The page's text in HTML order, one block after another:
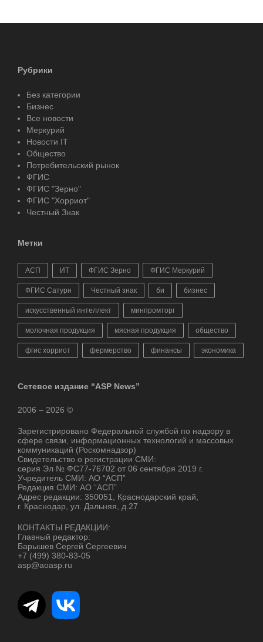
Рубрики
Без категории
Бизнес
Все новости
Меркурий
Новости IT
Общество
Потребительский рынок
ФГИС
ФГИС "Зерно"
ФГИС "Хорриот"
Честный Знак
Метки
АСП ИТ ФГИС Зерно ФГИС Меркурий
ФГИС Сатурн Честный знак би бизнес
искусственный интеллект минпромторг
молочная продукция мясная продукция общество
фгис хорриот фермерство финансы экономика
Сетевое издание “ASP News”
2006 – 2026 ©
Зарегистрировано Федеральной службой по надзору в
сфере связи, информационных технологий и массовых
коммуникаций (Роскомнадзор)
Свидетельство о регистрации СМИ:
серия Эл № ФС77-76702 от 06 сентября 2019 г.
Учредитель СМИ: АО “АСП”
Редакция СМИ: АО “АСП”
Адрес редакции: 350051, Краснодарский край,
г. Краснодар, ул. Дальняя, д.27
КОНТАКТЫ РЕДАКЦИИ:
Главный редактор:
Барышев Сергей Сергеевич
+7 (499) 380-83-05
asp@aoasp.ru